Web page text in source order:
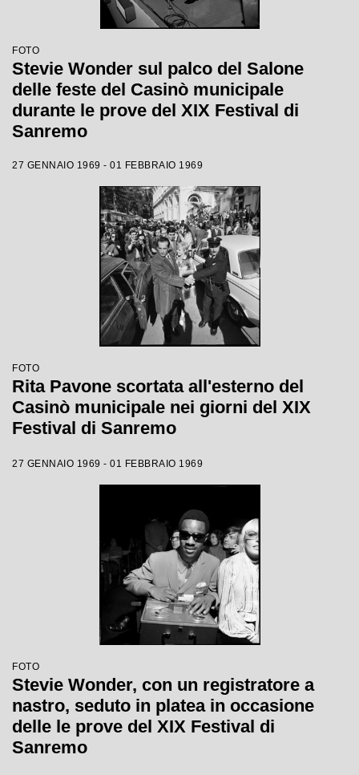
FOTO
Stevie Wonder sul palco del Salone
delle feste del Casinò municipale
durante le prove del XIX Festival di
Sanremo
27 GENNAIO 1969 - 01 FEBBRAIO 1969
FOTO
Rita Pavone scortata all'esterno del
Casinò municipale nei giorni del XIX
Festival di Sanremo
27 GENNAIO 1969 - 01 FEBBRAIO 1969
FOTO
Stevie Wonder, con un registratore a
nastro, seduto in platea in occasione
delle le prove del XIX Festival di
Sanremo